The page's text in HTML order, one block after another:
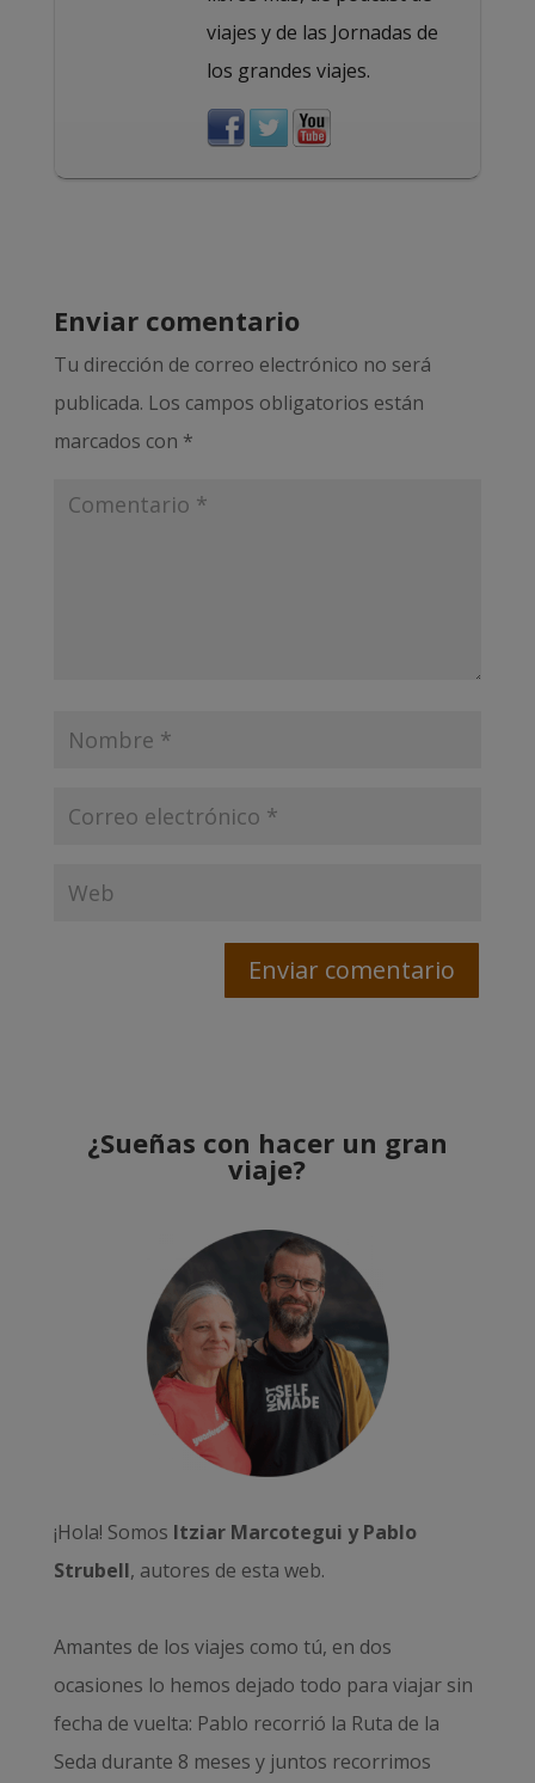
viajes y de las Jornadas de
los grandes viajes.
Enviar comentario
Tu dirección de correo electrónico no será
publicada. Los campos obligatorios están
marcados con *
¿Sueñas con hacer un gran
viaje?
¡Hola! Somos Itziar Marcotegui y Pablo
Strubell, autores de esta web.
Amantes de los viajes como tú, en dos
ocasiones lo hemos dejado todo para viajar sin
fecha de vuelta: Pablo recorrió la Ruta de la
Seda durante 8 meses y juntos recorrimos